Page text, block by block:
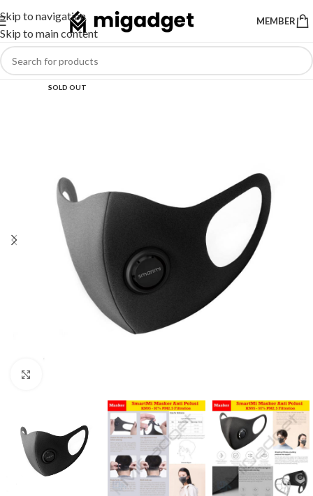
Skip to navigation
Skip to main content
MEMBER
SOLD OUT